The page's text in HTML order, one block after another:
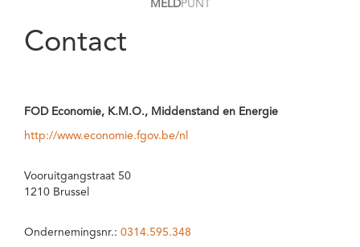
MELDPUNT
Contact
FOD Economie, K.M.O., Middenstand en Energie
http://www.economie.fgov.be/nl
Vooruitgangstraat 50
1210 Brussel
Ondernemingsnr.: 0314.595.348